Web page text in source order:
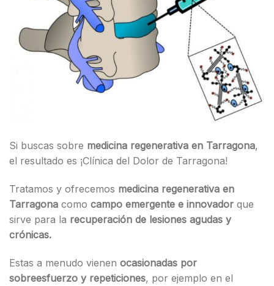
Si buscas sobre medicina regenerativa en Tarragona,
el resultado es ¡Clínica del Dolor de Tarragona!
Tratamos y ofrecemos medicina regenerativa en
Tarragona como campo emergente e innovador que
sirve para la recuperación de lesiones agudas y
crónicas.
Estas a menudo vienen ocasionadas por
sobreesfuerzo y repeticiones, por ejemplo en el